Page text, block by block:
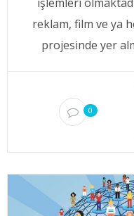
reklam, film ve ya
projesinde yer
0